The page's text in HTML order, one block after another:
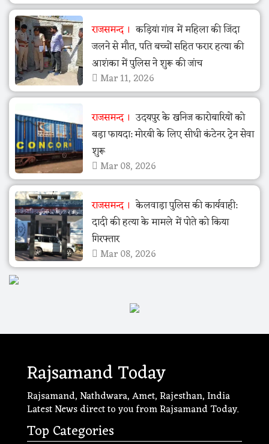
राजसमन्द
कड़ियां गांव में महिला की जिंदा
जलने से मौत, पति बच्चों सहित फरार हत्या की
आशंका में पुलिस ने शुरू की जांच
Mar 11, 2026
राजसमन्द
उदयपुर के खनिज कारोबारियों को
बड़ा फायदा: मोरबी के लिए सीधी कंटेनर ट्रेन सेवा
शुरू
Mar 08, 2026
राजसमन्द
केलवाड़ा पुलिस की कार्यवाही:
दादी की हत्या के मामले में पोते को किया
गिरफ्तार
Mar 08, 2026
Rajsamand Today
Rajsamand, Nathdwara, Amet, Rajesthan, India
Latest News direct to you from Rajsamand Today.
Top Categories